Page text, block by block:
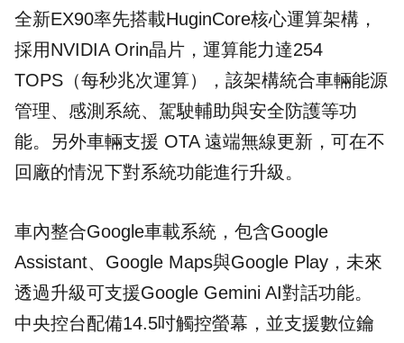
全新EX90率先搭載HuginCore核心運算架構，
採用NVIDIA Orin晶片，運算能力達254
TOPS（每秒兆次運算），該架構統合車輛能源
管理、感測系統、駕駛輔助與安全防護等功
能。另外車輛支援 OTA 遠端無線更新，可在不
回廠的情況下對系統功能進行升級。
車內整合Google車載系統，包含Google
Assistant、Google Maps與Google Play，未來
透過升級可支援Google Gemini AI對話功能。
中央控台配備14.5吋觸控螢幕，並支援數位鑰